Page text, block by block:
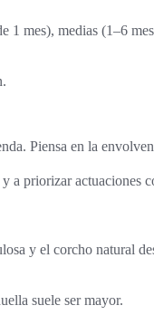
1 mes), medias (1–6
Piensa en la
a priorizar actuaciones
y el corcho natural
suele ser mayor.